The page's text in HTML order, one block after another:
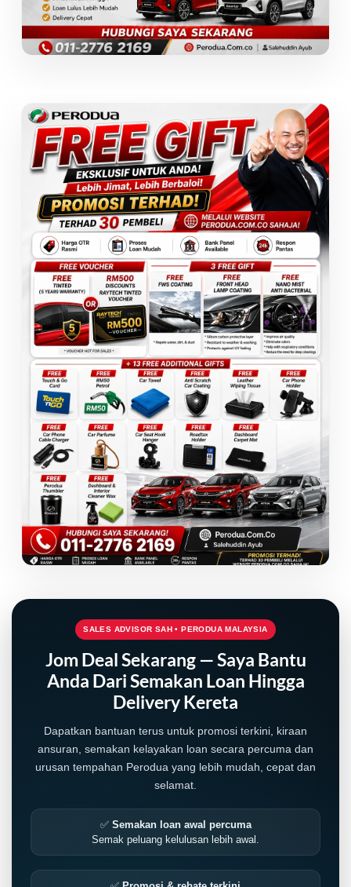
SALES ADVISOR SAH • PERODUA MALAYSIA
Jom Deal Sekarang — Saya Bantu
Anda Dari Semakan Loan Hingga
Delivery Kereta
Dapatkan bantuan terus untuk promosi terkini, kiraan
ansuran, semakan kelayakan loan secara percuma dan
urusan tempahan Perodua yang lebih mudah, cepat dan
selamat.
✅ Semakan loan awal percuma
Semak peluang kelulusan lebih awal.